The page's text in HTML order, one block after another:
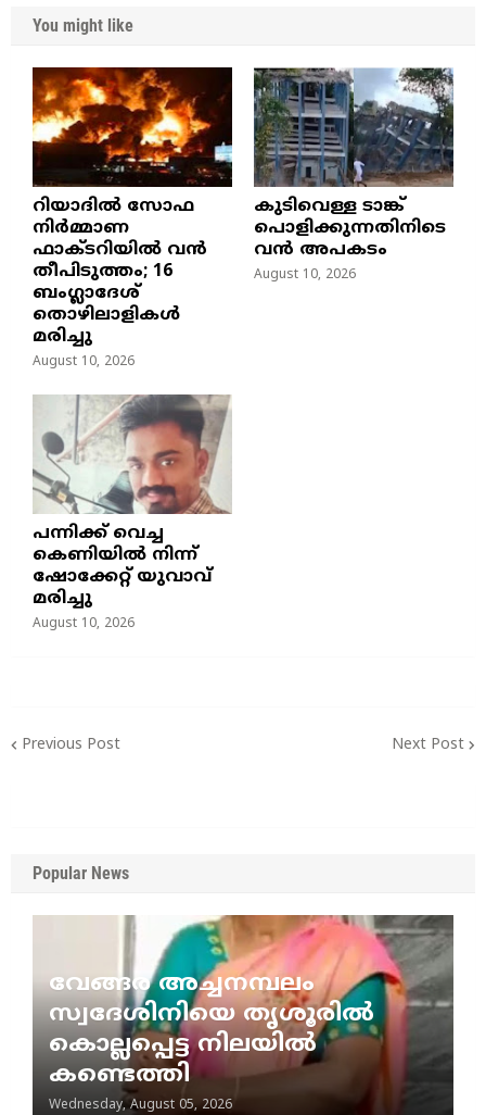
You might like
റിയാദിൽ സോഫ
നിർമ്മാണ
ഫാക്ടറിയിൽ വൻ
തീപിടുത്തം; 16
ബംഗ്ലാദേശ്
തൊഴിലാളികൾ
മരിച്ചു
August 10, 2026
കുടിവെള്ള ടാങ്ക്
പൊളിക്കുന്നതിനിടെ
വൻ അപകടം
August 10, 2026
പന്നിക്ക് വെച്ച
കെണിയിൽ നിന്ന്
ഷോക്കേറ്റ് യുവാവ്
മരിച്ചു
August 10, 2026
Previous Post Next Post
Popular News
വേങ്ങര അച്ചനമ്പലം
സ്വദേശിനിയെ തൃശൂരിൽ
കൊല്ലപ്പെട്ട നിലയിൽ
കണ്ടെത്തി
Wednesday, August 05, 2026